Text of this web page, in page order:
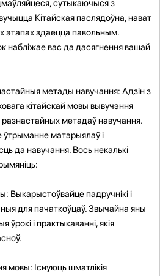
сутыкаючыся з
Кітайская паслядоўна, нават
этапах здаецца павольным.
набліжае вас да дасягнення вашай
метады навучання: Адзін з
кітайскай мовы вывучэння
метадаў навучання.
матэрыялаў і
да навучання. Вось некалькі
Выкарыстоўвайце падручнікі і
для пачаткоўцаў. Звычайна яны
і практыкаванні, якія
мовы: Існуюць шматлікія